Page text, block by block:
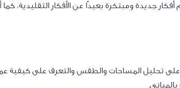
جديدة ومبتكرة بعيدًا عن الأفكار التقليدية،
تحليل المساحات والطقس والتعرف على كيفية